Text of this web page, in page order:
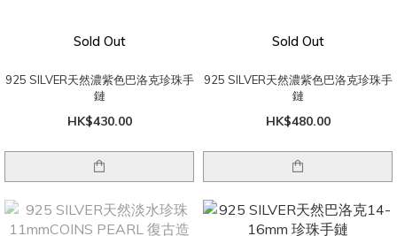
Sold Out
925 SILVER天然濃紫色巴洛克珍珠手
鏈
HK$430.00
Sold Out
925 SILVER天然濃紫色巴洛克珍珠手
鏈
HK$480.00